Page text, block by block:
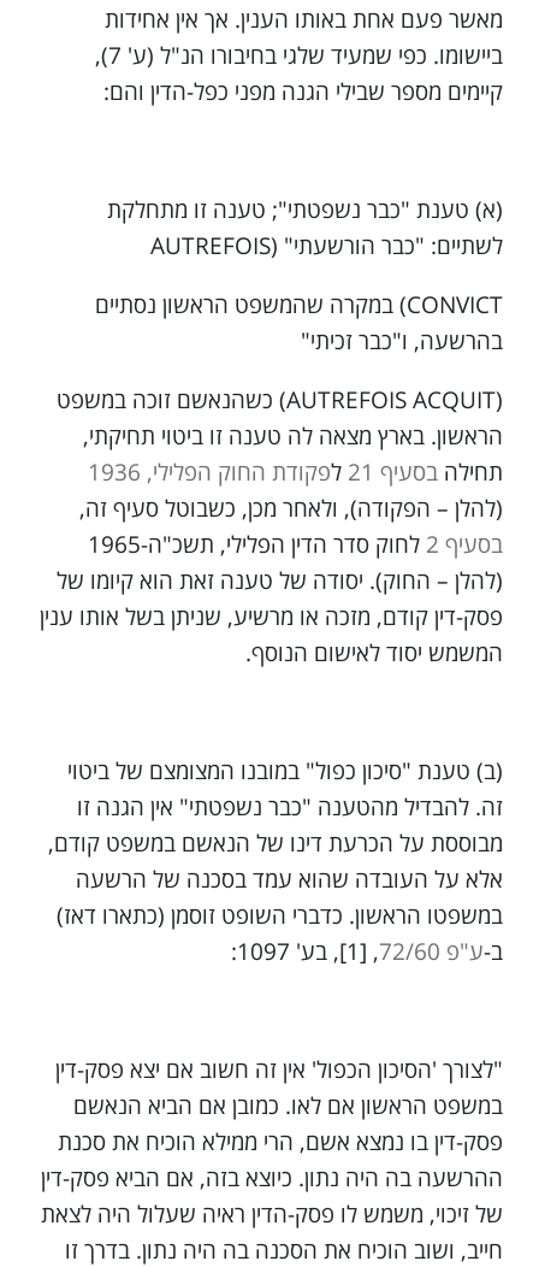
מאשר פעם אחת באותו הענין. אך אין אחידות
ביישומו. כפי שמעיד שלגי בחיבורו הנ"ל (ע' 7),
קיימים מספר שבילי הגנה מפני כפל-הדין והם:
(א) טענת "כבר נשפטתי"; טענה זו מתחלקת
לשתיים: "כבר הורשעתי" (‎AUTREFOIS
CONVICT) במקרה שהמשפט הראשון נסתיים
בהרשעה, ו"כבר זכיתי"
(AUTREFOIS ACQUIT) כשהנאשם זוכה במשפט
הראשון. בארץ מצאה לה טענה זו ביטוי תחיקתי,
תחילהבסעיף 21 לפקודת החוק הפלילי, 1936
(להלן – הפקודה), ולאחר מכן, כשבוטל סעיף זה,
בסעיף 2
לחוק סדר הדין הפלילי, תשכ"ה-1965
(להלן – החוק). יסודה של טענה זאת הוא קיומו של
פסק-דין קודם, מזכה או מרשיע, שניתן בשל אותו ענין
המשמש יסוד לאישום הנוסף.
(ב) טענת "סיכון כפול" במובנו המצומצם של ביטוי
זה. להבדיל מהטענה "כבר נשפטתי" אין הגנה זו
מבוססת על הכרעת דינו של הנאשם במשפט קודם,
אלא על העובדה שהוא עמד בסכנה של הרשעה
במשפטו הראשון. כדברי השופט זוסמן (כתארו דאז)
ב-ע"פ 72/60 , [1], בע' 1097:
"לצורך 'הסיכון הכפול' אין זה חשוב אם יצא פסק-דין
במשפט הראשון אם לאו. כמובן אם הביא הנאשם
פסק-דין בו נמצא אשם, הרי ממילא הוכיח את סכנת
ההרשעה בה היה נתון. כיוצא בזה, אם הביא פסק-דין
של זיכוי, משמש לו פסק-הדין ראיה שעלול היה לצאת
חייב, ושוב הוכיח את הסכנה בה היה נתון. בדרך זו